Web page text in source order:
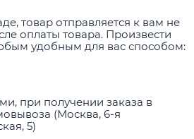
товар отправляется к вам не
оплаты товара. Произвести
удобным для вас способом:
при получении заказа в
(Москва, 6-я
5)